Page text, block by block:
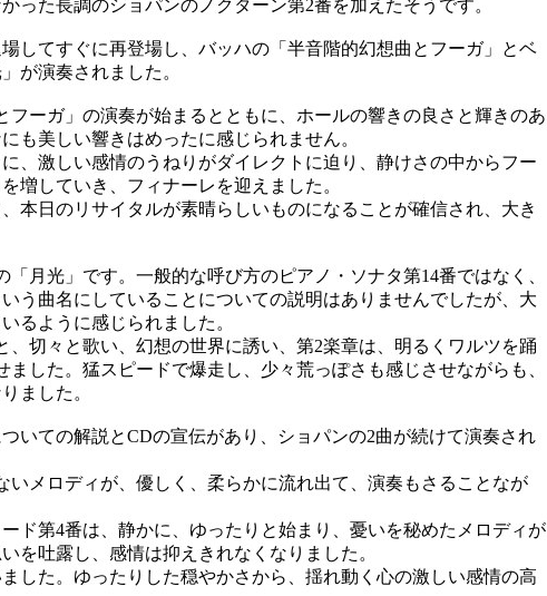
った長調のショパンのノクターン第2番を加えたそうです。
してすぐに再登場し、バッハの「半音階的幻想曲とフーガ」とベ
が演奏されました。
ーガ」の演奏が始まるとともに、ホールの響きの良さと輝きのあ
も美しい響きはめったに感じられません。
、激しい感情のうねりがダイレクトに迫り、静けさの中からフー
増していき、フィナーレを迎えました。
本日のリサイタルが素晴らしいものになることが確信され、大き
月光」です。一般的な呼び方のピアノ・ソナタ第14番ではなく、
う曲名にしていることについての説明はありませんでしたが、大
るように感じられました。
切々と歌い、幻想の世界に誘い、第2楽章は、明るくワルツを踊
ました。猛スピードで爆走し、少々荒っぽさも感じさせながらも、
ました。
いての解説とCDの宣伝があり、ショパンの2曲が続けて演奏され
メロディが、優しく、柔らかに流れ出て、演奏もさることなが
ド第4番は、静かに、ゆったりと始まり、憂いを秘めたメロディが
を吐露し、感情は抑えきれなくなりました。
した。ゆったりした穏やかさから、揺れ動く心の激しい感情の高